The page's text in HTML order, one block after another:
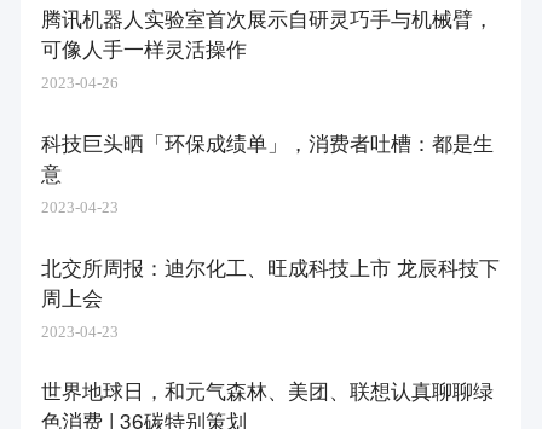
腾讯机器人实验室首次展示自研灵巧手与机械臂，
可像人手一样灵活操作
2023-04-26
科技巨头晒「环保成绩单」，消费者吐槽：都是生
意
2023-04-23
北交所周报：迪尔化工、旺成科技上市 龙辰科技下
周上会
2023-04-23
世界地球日，和元气森林、美团、联想认真聊聊绿
色消费 | 36碳特别策划